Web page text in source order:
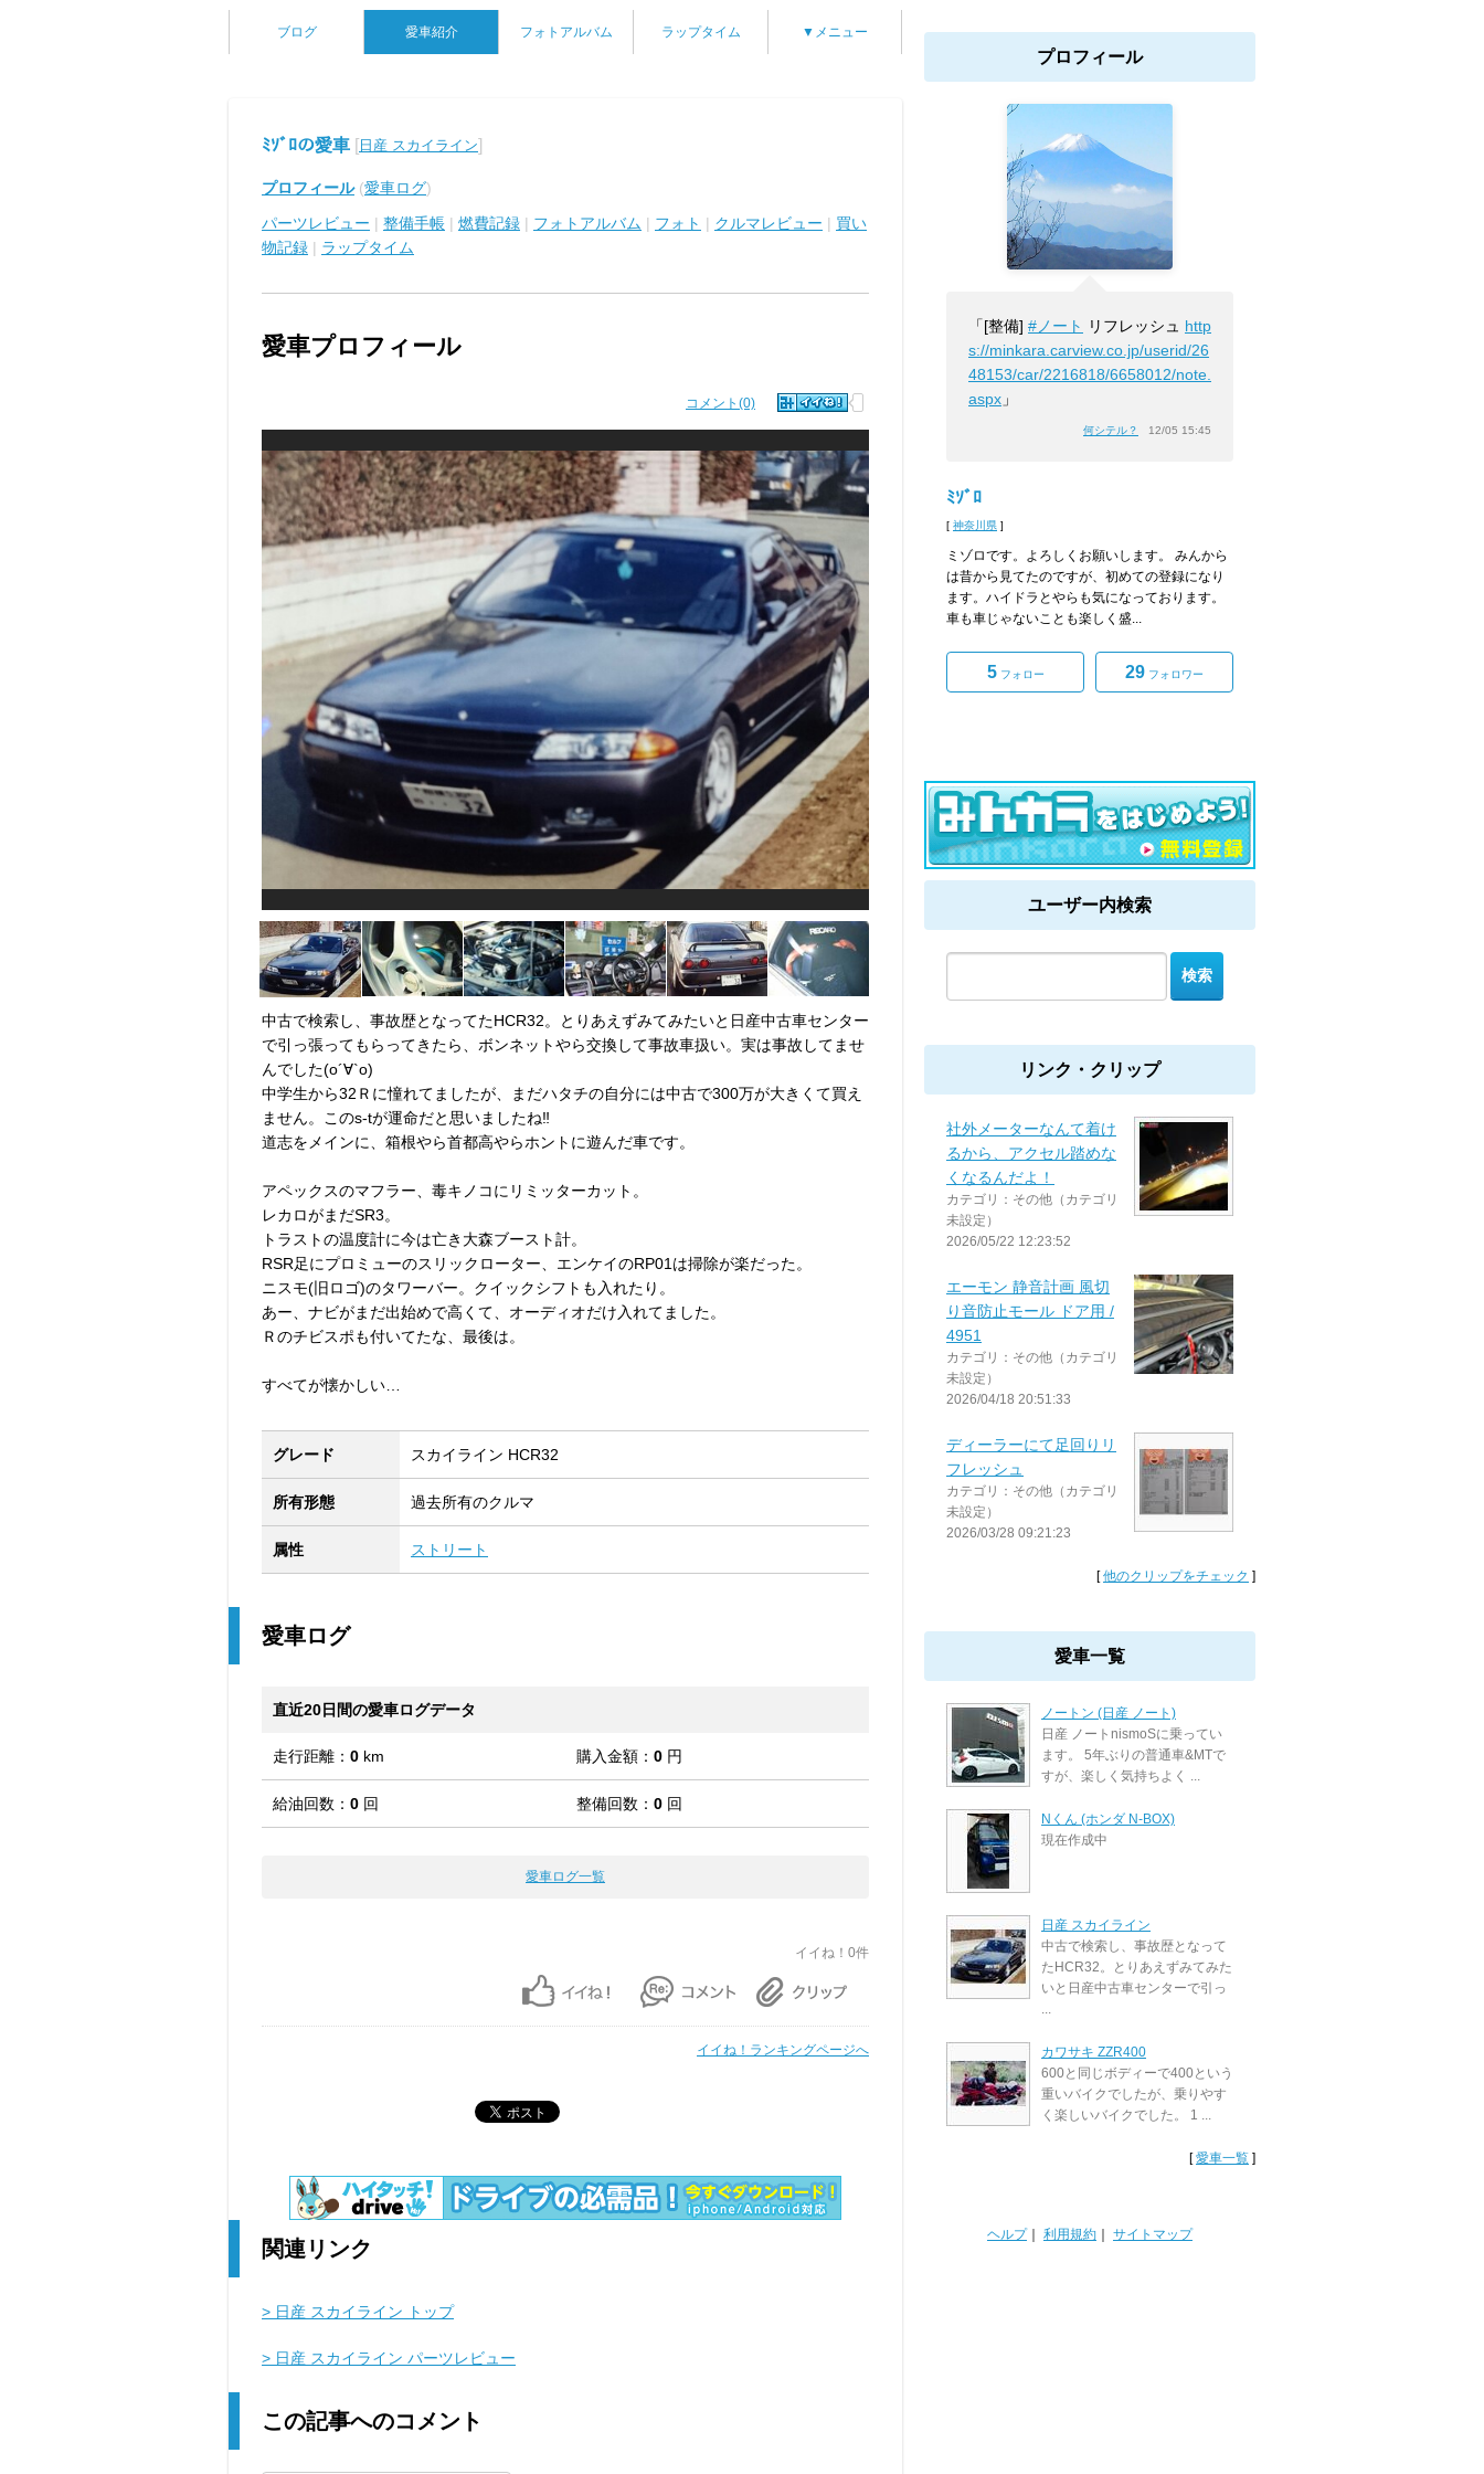
ブログ 愛車紹介 フォトアルバム ラップタイム ▼メニュー
ﾐｿﾞﾛの愛車 [ 日産 スカイライン]
プロフィール(愛車ログ)
パーツレビュー | 整備手帳 | 燃費記録 | フォトアルバム | フォト | クルマレビュー | 買い
物記録 | ラップタイム
愛車プロフィール
コメント(0)
中古で検索し、事故歴となってたHCR32。とりあえずみてみたいと日産中古車センター
で引っ張ってもらってきたら、ボンネットやら交換して事故車扱い。実は事故してませ
んでした(о´∀`о)
中学生から32Ｒに憧れてましたが、まだハタチの自分には中古で300万が大きくて買え
ません。このs-tが運命だと思いましたね‼
道志をメインに、箱根やら首都高やらホントに遊んだ車です。
アペックスのマフラー、毒キノコにリミッターカット。
レカロがまだSR3。
トラストの温度計に今は亡き大森ブースト計。
RSR足にプロミューのスリックローター、エンケイのRP01は掃除が楽だった。
ニスモ(旧ロゴ)のタワーバー。クイックシフトも入れたり。
あー、ナビがまだ出始めで高くて、オーディオだけ入れてました。
Ｒのチビスポも付いてたな、最後は。
すべてが懐かしい…
グレード スカイライン HCR32
所有形態 過去所有のクルマ
属性 ストリート
愛車ログ
直近20日間の愛車ログデータ
走行距離： 0 km 購入金額： 0 円
給油回数： 0 回 整備回数： 0 回
愛車ログ一覧
イイね！0件
イイね！ランキングページへ
関連リンク
> 日産 スカイライン トップ
> 日産 スカイライン パーツレビュー
この記事へのコメント
プロフィール
「[整備] #ノート リフレッシュ http
s://minkara.carview.co.jp/userid/26
48153/car/2216818/6658012/note.
aspx 」
何シテル？ 12/05 15:45
ﾐｿﾞﾛ
[ 神奈川県 ]
ミゾロです。よろしくお願いします。 みんから
は昔から見てたのですが、初めての登録になり
ます。ハイドラとやらも気になっております。
車も車じゃないことも楽しく盛...
5フォロー 29 フォロワー
ユーザー内検索
リンク・クリップ
社外メーターなんて着け
るから、アクセル踏めな
くなるんだよ！
カテゴリ：その他（カテゴリ
未設定）
2026/05/22 12:23:52
エーモン 静音計画 風切
り音防止モール ドア用 /
4951
カテゴリ：その他（カテゴリ
未設定）
2026/04/18 20:51:33
ディーラーにて足回りリ
フレッシュ
カテゴリ：その他（カテゴリ
未設定）
2026/03/28 09:21:23
[他のクリップをチェック ]
愛車一覧
ノートン (日産 ノート)
日産 ノートnismoSに乗ってい
ます。 5年ぶりの普通車&MTで
すが、楽しく気持ちよく ...
Nくん (ホンダ N-BOX)
現在作成中
日産 スカイライン
中古で検索し、事故歴となって
たHCR32。とりあえずみてみた
いと日産中古車センターで引っ
...
カワサキ ZZR400
600と同じボディーで400という
重いバイクでしたが、乗りやす
く楽しいバイクでした。 1 ...
[愛車一覧 ]
ヘルプ｜ 利用規約 サイトマップ